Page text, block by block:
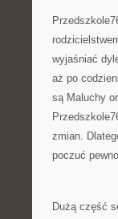
wyjaśniać
aż po
są Maluchy
zmian.
poczuć
Dużą część